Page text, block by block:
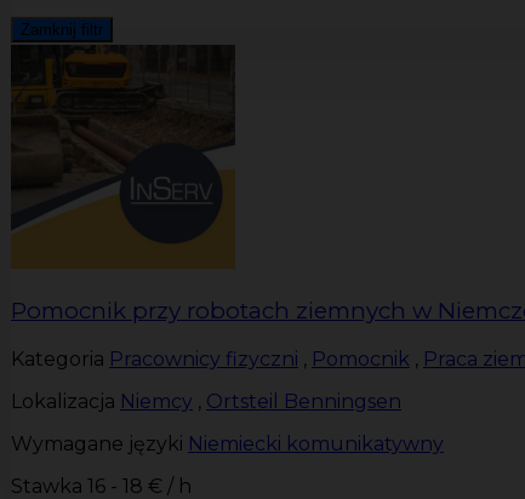
Zamknij filtr
Pomocnik przy robotach ziemnych w
Kategoria Pracownicy fizyczni , Pomocnik , Praca
Lokalizacja Niemcy , Ortsteil Benningsen
Wymagane języki Niemiecki komunikatywny
Stawka 16 - 18 € / h